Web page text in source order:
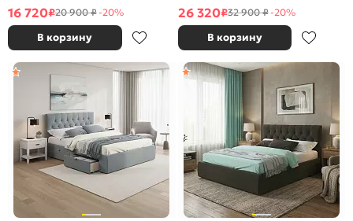
16 720₽20 900 ₽-20%
В корзину
26 320₽32 900 ₽-20%
В корзину